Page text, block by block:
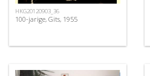
HKG20120903_36
100-jarige, Gits, 1955